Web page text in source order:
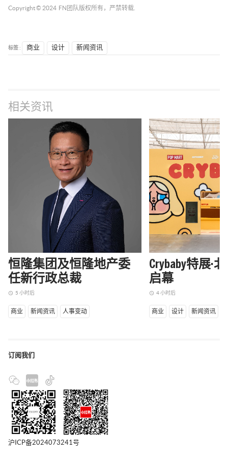
Copyright © 2024 FN团队 版权所有，严禁转载.
标签 : 商业 设计 新闻资讯
相关资讯
恒隆集团及恒隆地产委
任新行政总裁
access_time 5 小时后
商业 新闻资讯 人事变动
Crybaby特展·
启幕
access_time 4 小时后
商业 设计 新闻资讯
订阅我们
沪ICP备2024073241号